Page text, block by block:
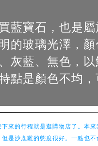
藍寶石，也是
的玻璃光澤，
灰藍、無色，
點是顏色不均
來的行程就是逛購物店了。本
是沙鹿雞的態度很好。一點也